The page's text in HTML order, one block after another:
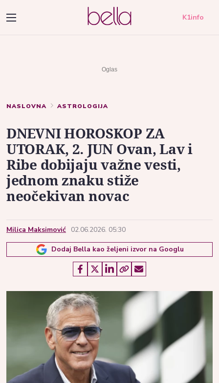
K1info
NASLOVNA ASTROLOGIJA
DNEVNI HOROSKOP ZA
UTORAK, 2. JUN Ovan, Lav i
Ribe dobijaju važne vesti,
jednom znaku stiže
neočekivan novac
Milica Maksimović 02.06.2026. 05:30
Dodaj Bella kao željeni izvor na Googlu